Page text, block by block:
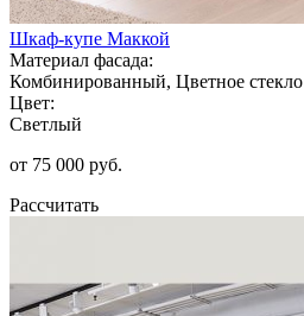
Шкаф-купе Маккой
Материал фасада:
Комбинированный, Цветное стекло
Цвет:
Светлый
от 75 000 руб.
Рассчитать